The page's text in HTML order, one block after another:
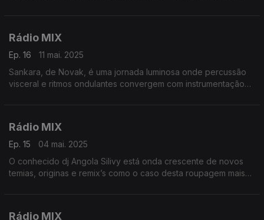
Rádio MIX
Ep. 16
11 mai. 2025
Sankara, de Novak, é uma jornada luminosa onde percussão
visceral e ritmos ondulantes convergem com instrumentação
Rádio MIX
Ep. 15
04 mai. 2025
O conhecido dj Angola Silivy está onda crescente de novos
temias, originas e remix’s como o caso desta roupagem mais
Rádio MIX